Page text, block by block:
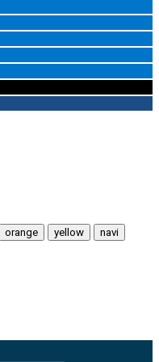
orange yellow
navi